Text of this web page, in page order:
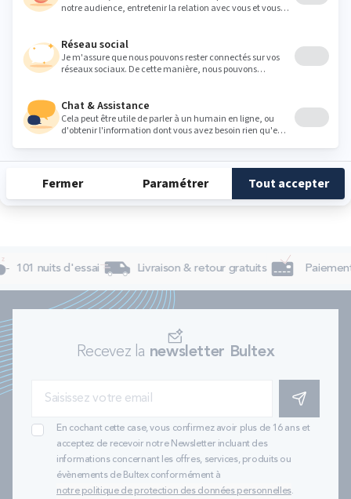
Mardi 10:00 - 12:00 14:00 - 19:00
Mercredi
Jeudi 10:00 - 12:00 14:00 - 19:00
Samedi 10:00 - 12:00 14:00 - 19:00
101 nuits d'essai Livraison & retour gratuits
Recevez la newsletter Bultex
S'INSCRIRE
En cochant cette case, vous confirmez avoir plus de 16 ans et
acceptez de recevoir notre Newsletter incluant des
informations concernant les offres, services, produits ou
évènements de Bultex conformément à
notre politique de protection des données personnelles.